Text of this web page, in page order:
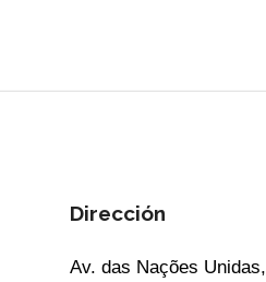
Dirección
Av. das Nações Unidas,